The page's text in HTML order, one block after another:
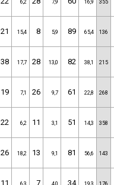
6,2 7,9 16,9 355
21 15,4 8 5,9 89 65,4 136
38 17,7 28 13,0 82 38,1 215
19 7,1 26 9,7 61 22,8 268
22 6,2 11 3,1 51 14,3 358
26 18,2 13 9,1 81 56,6 143
11 7 34